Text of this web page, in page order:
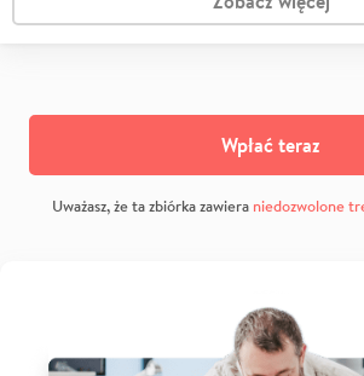
Wpłać teraz
Uważasz, że ta zbiórka zawiera niedozwolone